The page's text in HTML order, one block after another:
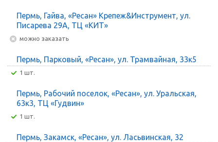
Пермь, Гайва, «Ресан» Крепеж&Инструмент, ул.
Писарева 29А, ТЦ «КИТ»
Можно заказать
Пермь, Парковый, «Ресан», ул. Трамвайная, 33к5
1 шт.
Пермь, Рабочий поселок, «Ресан», ул. Уральская,
63к3, ТЦ «Гудвин»
1 шт.
Пермь, Закамск, «Ресан», ул. Ласьвинская, 32